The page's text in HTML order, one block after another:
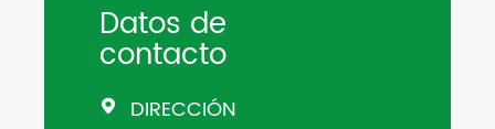
Datos de
contacto
 DIRECCIÓN